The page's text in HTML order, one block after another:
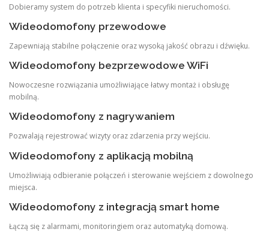
Dobieramy system do potrzeb klienta i specyfiki nieruchomości.
Wideodomofony przewodowe
Zapewniają stabilne połączenie oraz wysoką jakość obrazu i dźwięku.
Wideodomofony bezprzewodowe WiFi
Nowoczesne rozwiązania umożliwiające łatwy montaż i obsługę
mobilną.
Wideodomofony z nagrywaniem
Pozwalają rejestrować wizyty oraz zdarzenia przy wejściu.
Wideodomofony z aplikacją mobilną
Umożliwiają odbieranie połączeń i sterowanie wejściem z dowolnego
miejsca.
Wideodomofony z integracją smart home
Łączą się z alarmami, monitoringiem oraz automatyką domową.